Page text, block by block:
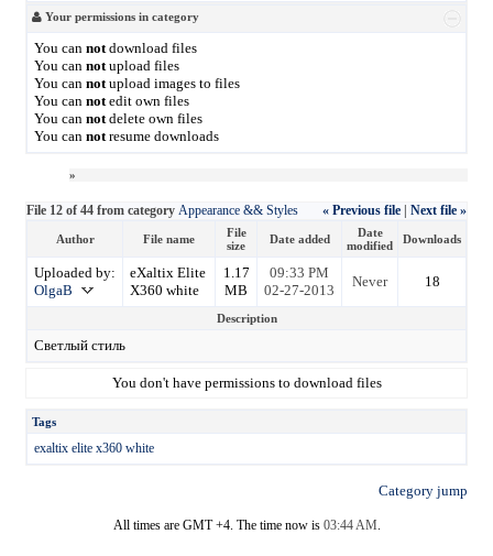
Your permissions in category
You can notdownload files
You can notupload files
You can notupload images to files
You can notedit own files
You can notdelete own files
You can notresume downloads
»
« Previous file | Next file »
File 12 of 44 from category Appearance && Styles
Author File name
File
size
Date added
Date
modified
Downloads
Uploaded by:
OlgaB
eXaltix Elite
X360 white
1.17
MB
09:33 PM
02-27-2013
Never 18
Description
Светлый стиль
You don't have permissions to download files
Tags
exaltix elite x360 white
Category jump
All times are GMT +4. The time now is 03:44 AM